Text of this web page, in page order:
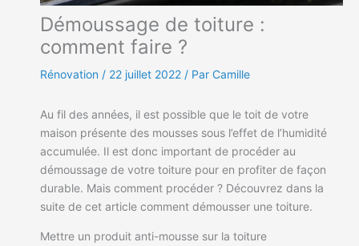
Démoussage de toiture :
comment faire ?
Rénovation / 22 juillet 2022 / Par Camille
Au fil des années, il est possible que le toit de votre
maison présente des mousses sous l’effet de l’humidité
accumulée. Il est donc important de procéder au
démoussage de votre toiture pour en profiter de façon
durable. Mais comment procéder ? Découvrez dans la
suite de cet article comment démousser une toiture.
Mettre un produit anti-mousse sur la toiture